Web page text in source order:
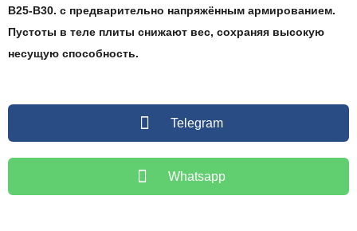
В25-В30. с предварительно напряжённым армированием.
Пустоты в теле плиты снижают вес, сохраняя высокую
несущую способность.
Telegram
Whatsapp